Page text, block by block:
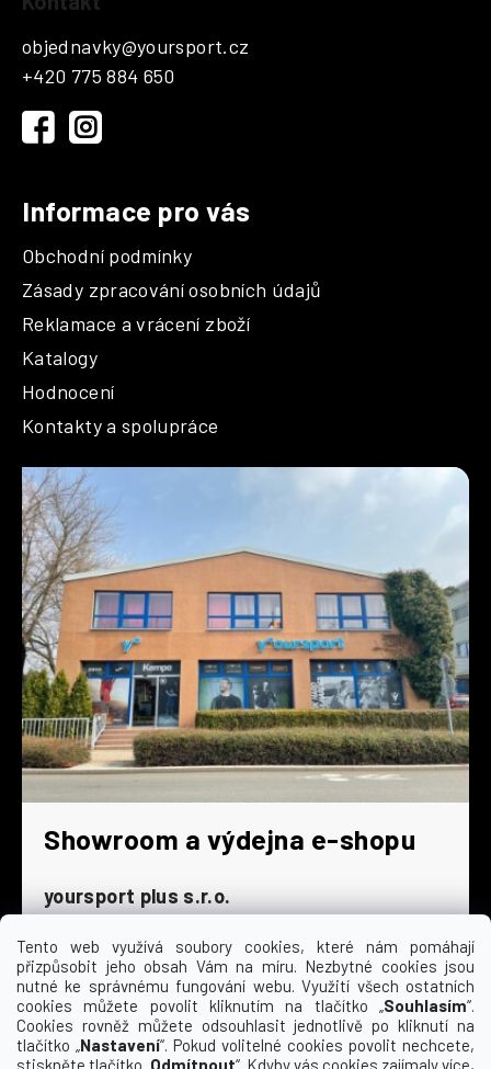
Tento web využívá soubory cookies, které nám pomáhají
přizpůsobit jeho obsah Vám na míru. Nezbytné cookies jsou
nutné ke správnému fungování webu. Využití všech ostatních
cookies můžete povolit kliknutím na tlačítko „Souhlasím“.
Cookies rovněž můžete odsouhlasit jednotlivě po kliknutí na
tlačítko „Nastavení“. Pokud volitelné cookies povolit nechcete,
stiskněte tlačítko „ Odmítnout“. Kdyby vás cookies zajímaly více,
objednavky@yoursport.cz
+420 775 884 650
Informace pro vás
Obchodní podmínky
Zásady zpracování osobních údajů
Reklamace a vrácení zboží
Katalogy
Hodnocení
Kontakty a spolupráce
Showroom a výdejna e-shopu
yoursport plus s.r.o.
Dyjská 845/4
196 00 Praha 9 - Čakovice
Po - Čt
9:00 - 16:30
Pá
9:00 - 15:30
So
zavřeno